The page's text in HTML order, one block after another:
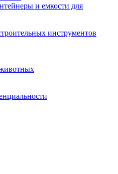
и емкости для
инструментов